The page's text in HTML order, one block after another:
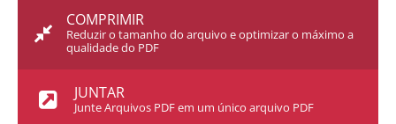
COMPRIMIR
Reduzir o tamanho do arquivo e optimizar o máximo a
qualidade do PDF
JUNTAR
Junte Arquivos PDF em um único arquivo PDF